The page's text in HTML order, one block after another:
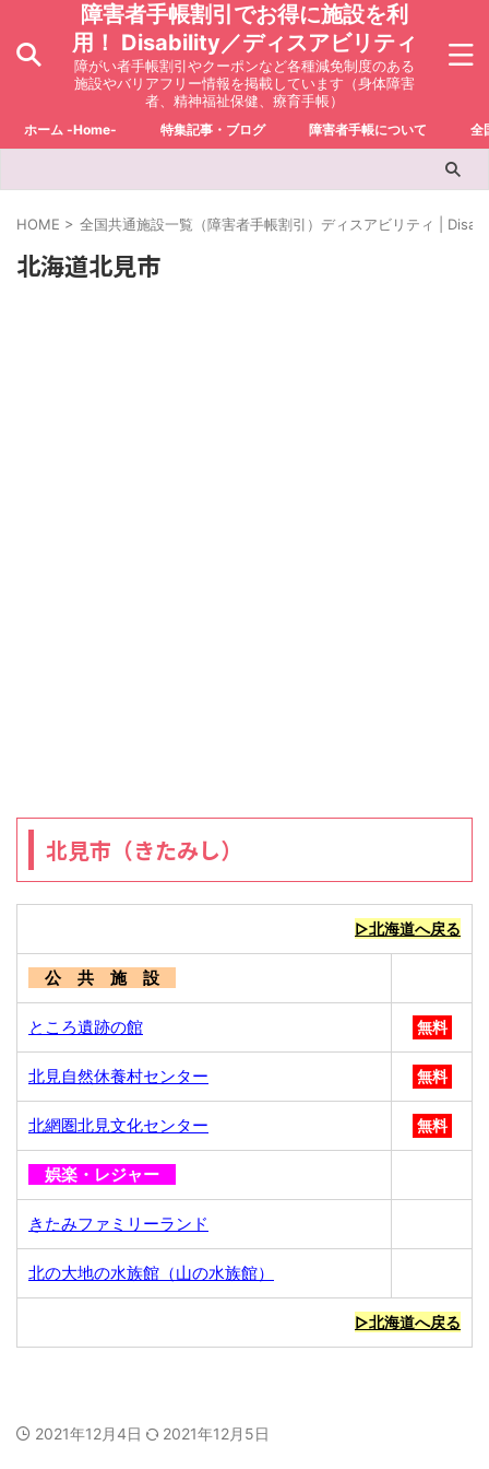
障害者手帳割引でお得に施設を利
用！ Disability／ディスアビリティ
障がい者手帳割引やクーポンなど各種減免制度のある
施設やバリアフリー情報を掲載しています（身体障害
者、精神福祉保健、療育手帳）
ホーム -Home- 特集記事・ブログ 障害者手帳について 全
HOME > 全国共通施設一覧（障害者手帳割引）ディスアビリティ |
北海道北見市
北見市（きたみし）
▷北海道へ戻る
公 共 施 設
ところ遺跡の館 無料
北見自然休養村センター 無料
北網圏北見文化センター 無料
娯楽・レジャー
きたみファミリーランド
北の大地の水族館（山の水族館）
▷北海道へ戻る
2021年12月4日 2021年12月5日